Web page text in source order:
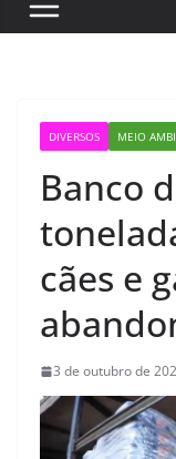
DIVERSOS MEIO
Banco
cães e
3 de outubro de